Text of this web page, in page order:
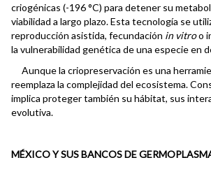
criogénicas (-196 °C) para detener su
viabilidad a largo plazo. Esta tecnología se
reproducción asistida, fecundación in vitroo
la vulnerabilidad genética de una especie en
Aunque la criopreservación es una
reemplaza la complejidad del ecosistema.
implica proteger también su hábitat, sus
evolutiva.
MÉXICO Y SUS BANCOS DE